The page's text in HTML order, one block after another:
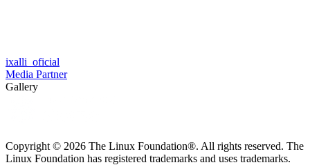
ixalli_oficial
Media Partner
Gallery
Copyright © 2026 The Linux Foundation®. All rights reserved. The
Linux Foundation has registered trademarks and uses trademarks.